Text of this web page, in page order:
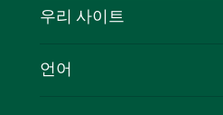
쿠키 고지
이벤트
여행 정보
뉴사우스웨일즈주 의 사업
우리 사이트
언어